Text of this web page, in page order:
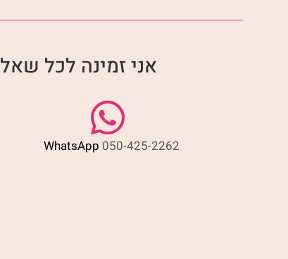
אני זמינה לכל
WhatsApp 050-425-2262